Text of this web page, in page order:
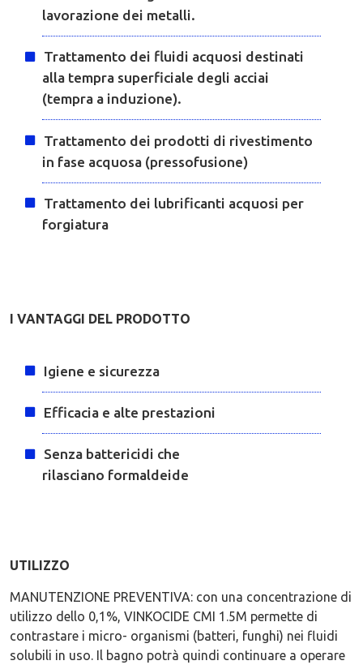
lavorazione dei metalli.
Trattamento dei fluidi acquosi destinati
alla tempra superficiale degli acciai
(tempra a induzione).
Trattamento dei prodotti di rivestimento
in fase acquosa (pressofusione)
Trattamento dei lubrificanti acquosi per
forgiatura
I VANTAGGI DEL PRODOTTO
Igiene e sicurezza
Efficacia e alte prestazioni
Senza battericidi che
rilasciano formaldeide
UTILIZZO
MANUTENZIONE PREVENTIVA: con una concentrazione di
utilizzo dello 0,1%, VINKOCIDE CMI 1.5M permette di
contrastare i micro- organismi (batteri, funghi) nei fluidi
solubili in uso. Il bagno potrà quindi continuare a operare